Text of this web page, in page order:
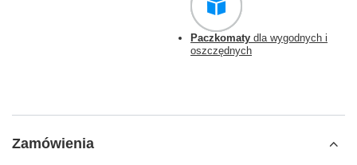
Paczkomaty dla wygodnych i
oszczędnych
Zamówienia